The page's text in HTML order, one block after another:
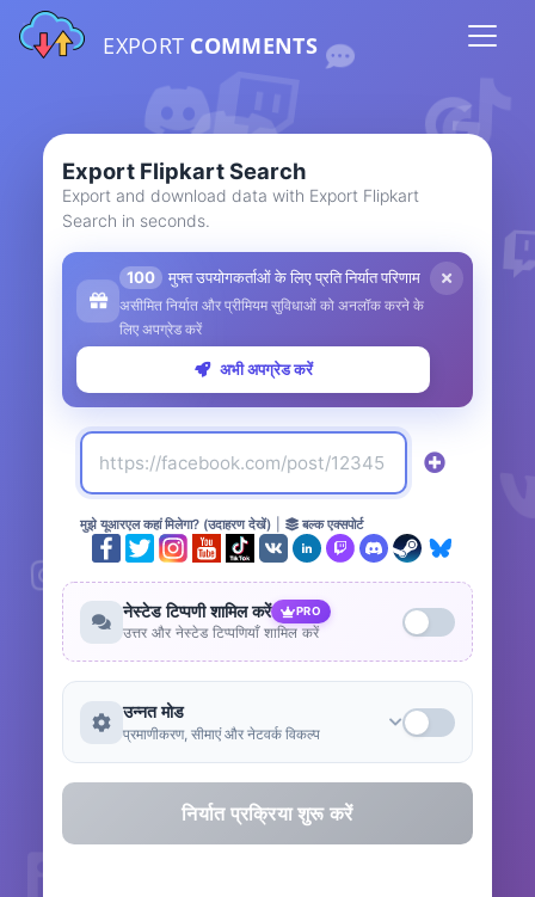
EXPORT COMMENTS
Export Flipkart Search
Export and download data with Export Flipkart
Search in seconds.
100 मुफ्त उपयोगकर्ताओं के लिए प्रति निर्यात परिणाम
असीमित निर्यात और प्रीमियम सुविधाओं को अनलॉक करने के
लिए अपग्रेड करें
अभी अपग्रेड करें
मुझे यूआरएल कहां मिलेगा? (उदाहरण देखें) बल्क एक्सपोर्ट
नेस्टेड टिप्पणी शामिल करें PRO
उत्तर और नेस्टेड टिप्पणियाँ शामिल करें
उन्नत मोड
प्रमाणीकरण, सीमाएं और नेटवर्क विकल्प
निर्यात प्रक्रिया शुरू करें